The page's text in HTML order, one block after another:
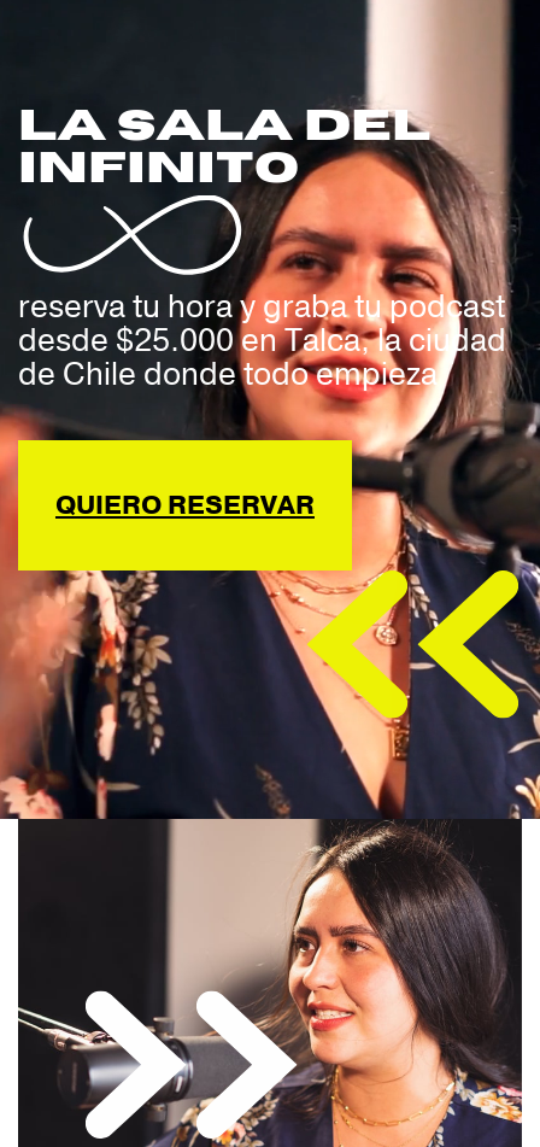
LA SALA DEL
INFINITO
reserva tu hora y graba tu podcast
desde $25.000 en Talca, la ciudad
de Chile donde todo empieza
QUIERO RESERVAR